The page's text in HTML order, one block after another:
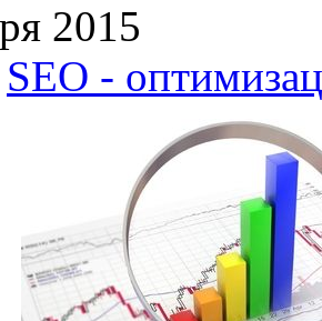
2015
SEO -